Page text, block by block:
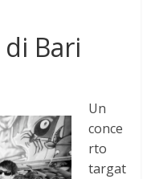
di Bari
Un
conce
rto
targat